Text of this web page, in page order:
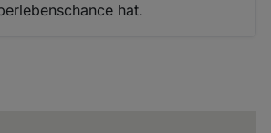
hat.